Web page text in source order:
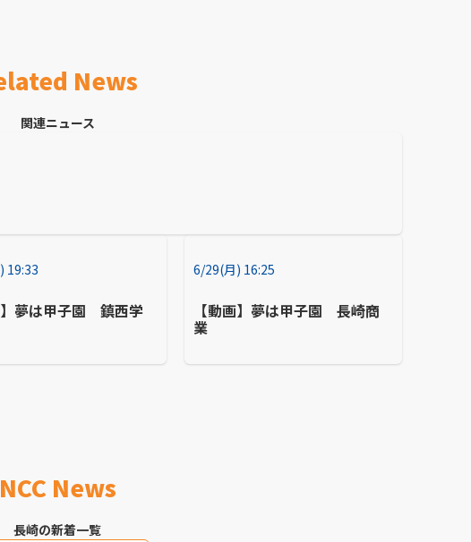
News
関連ニュース
19:33
夢は甲子園 鎮西学
6/29(月) 16:25
【動画】夢は甲子園 長崎商
業
News
長崎の新着一覧